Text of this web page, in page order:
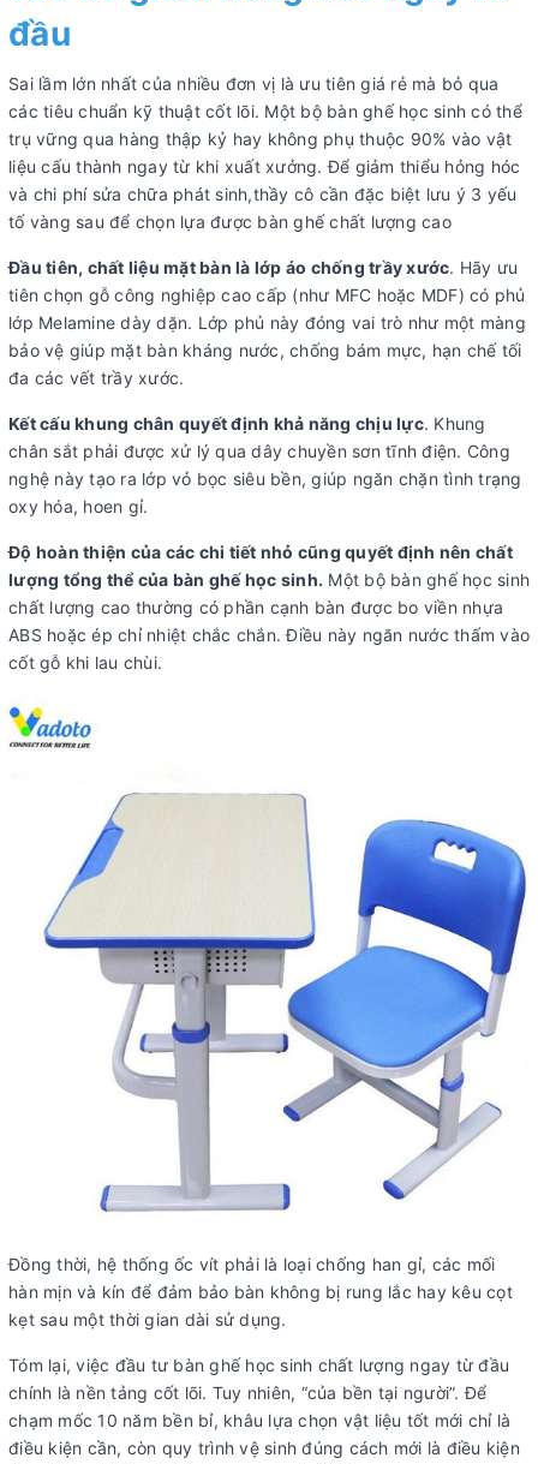
đầu
Sai lầm lớn nhất của nhiều đơn vị là ưu tiên giá rẻ mà bỏ qua
các tiêu chuẩn kỹ thuật cốt lõi. Một bộ bàn ghế học sinh có thể
trụ vững qua hàng thập kỷ hay không phụ thuộc 90% vào vật
liệu cấu thành ngay từ khi xuất xưởng. Để giảm thiểu hỏng hóc
và chi phí sửa chữa phát sinh,thầy cô cần đặc biệt lưu ý 3 yếu
tố vàng sau để chọn lựa được bàn ghế chất lượng cao
Đầu tiên, chất liệu mặt bàn là lớp áo chống trầy xước. Hãy ưu
tiên chọn gỗ công nghiệp cao cấp (như MFC hoặc MDF) có phủ
lớp Melamine dày dặn. Lớp phủ này đóng vai trò như một màng
bảo vệ giúp mặt bàn kháng nước, chống bám mực, hạn chế tối
đa các vết trầy xước.
Kết cấu khung chân quyết định khả năng chịu lực. Khung
chân sắt phải được xử lý qua dây chuyền sơn tĩnh điện. Công
nghệ này tạo ra lớp vỏ bọc siêu bền, giúp ngăn chặn tình trạng
oxy hóa, hoen gỉ.
Độ hoàn thiện của các chi tiết nhỏ cũng quyết định nên chất
lượng tổng thể của bàn ghế học sinh. Một bộ bàn ghế học sinh
chất lượng cao thường có phần cạnh bàn được bo viền nhựa
ABS hoặc ép chỉ nhiệt chắc chắn. Điều này ngăn nước thấm vào
cốt gỗ khi lau chùi.
Đồng thời, hệ thống ốc vít phải là loại chống han gỉ, các mối
hàn mịn và kín để đảm bảo bàn không bị rung lắc hay kêu cọt
kẹt sau một thời gian dài sử dụng.
Tóm lại, việc đầu tư bàn ghế học sinh chất lượng ngay từ đầu
chính là nền tảng cốt lõi. Tuy nhiên, “của bền tại người”. Để
chạm mốc 10 năm bền bỉ, khâu lựa chọn vật liệu tốt mới chỉ là
điều kiện cần, còn quy trình vệ sinh đúng cách mới là điều kiện